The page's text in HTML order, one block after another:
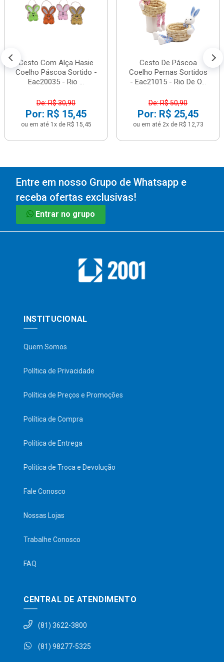
Cesto Com Alça Hasie
Coelho Páscoa Sortido -
Eac20035 - Rio ...
De: R$ 30,90
Por: R$ 15,45
ou em até 1x de R$ 15,45
Cesto De Páscoa
Coelho Pernas Sortidos
- Eac21015 - Rio De O...
De: R$ 50,90
Por: R$ 25,45
ou em até 2x de R$ 12,73
Entre em nosso Grupo de Whatsapp e
receba ofertas exclusivas!
Entrar no grupo
INSTITUCIONAL
Quem Somos
Política de Privacidade
Política de Preços e Promoções
Política de Compra
Política de Entrega
Política de Troca e Devolução
Fale Conosco
Nossas Lojas
Trabalhe Conosco
FAQ
CENTRAL DE ATENDIMENTO
(81) 3622-3800
(81) 98277-5325